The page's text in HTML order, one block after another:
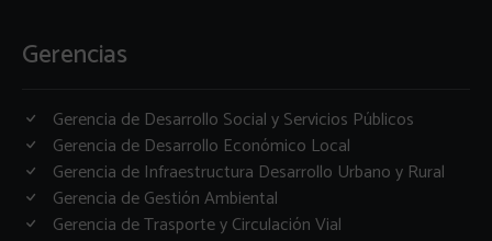
Gerencias
Gerencia de Desarrollo Social y Servicios Públicos
Gerencia de Desarrollo Económico Local
Gerencia de Infraestructura Desarrollo Urbano y Rural
Gerencia de Gestión Ambiental
Gerencia de Trasporte y Circulación Vial